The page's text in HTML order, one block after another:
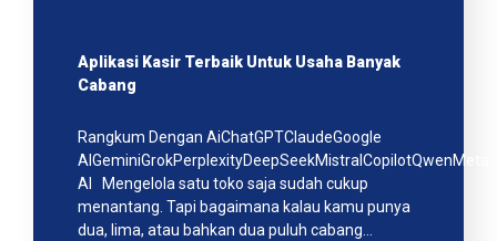
Aplikasi Kasir Terbaik Untuk Usaha Banyak
Cabang
Rangkum Dengan AiChatGPTClaudeGoogle
AIGeminiGrokPerplexityDeepSeekMistralCopilotQwenMeta
AI Mengelola satu toko saja sudah cukup
menantang. Tapi bagaimana kalau kamu punya
dua, lima, atau bahkan dua puluh cabang…